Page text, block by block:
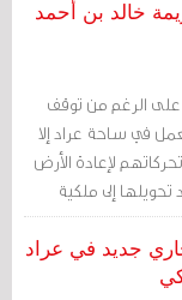
خالد بن أحمد
الرغم من توقف
في ساحة عراد إلا
لإعادة الأرض
تحويلها إلى ملكية
جديد في عراد